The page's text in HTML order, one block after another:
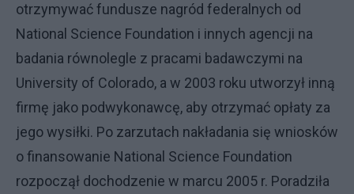
otrzymywać fundusze nagród federalnych od
National Science Foundation i innych agencji na
badania równolegle z pracami badawczymi na
University of Colorado, a w 2003 roku utworzył inną
firmę jako podwykonawcę, aby otrzymać opłaty za
jego wysiłki. Po zarzutach nakładania się wniosków
o finansowanie National Science Foundation
rozpoczął dochodzenie w marcu 2005 r. Poradziła